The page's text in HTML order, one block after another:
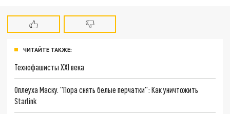
ЧИТАЙТЕ ТАКЖЕ:
Технофашисты XXI века
Оплеуха Маску. "Пора снять белые перчатки": Как уничтожить
Starlink